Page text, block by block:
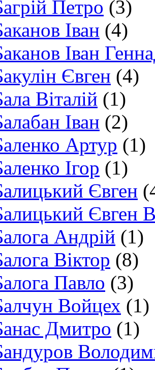
Петро (3)
Іван (4)
Іван
Євген (4)
Віталій (1)
Іван (2)
Артур (1)
Ігор (1)
Євген
Євген
Андрій (1)
Віктор (8)
Павло (3)
Войцех (1)
Дмитро (1)